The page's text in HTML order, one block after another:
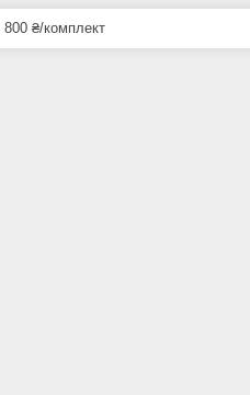
₴/комплект